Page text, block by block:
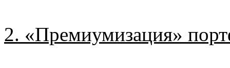
2. «Премиумизация»